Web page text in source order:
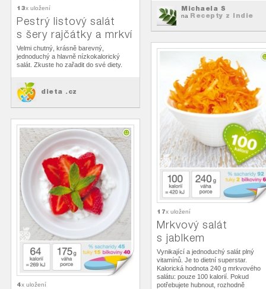
Michaela S
na Recepty z Indie
13x uložení
Pestrý listový salát
s šery rajčátky a mrkví
Velmi chutný, krásně barevný,
jednoduchý a hlavně nízkokalorický
salát. Zkuste ho zařadit do své diety.
dieta .cz
17x uložení
Mrkvový salát
s jablkem
Vynikající a jednoduchý salát plný
vitamínů. Je to dietní superstar.
Kalorická hodnota 240 g mrkvového
salátu: pouze 100 kalorií. Pokud
potřebujete hubnout, rozhodně
4x uložení